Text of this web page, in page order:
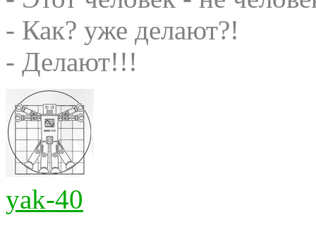
- Как? уже делают?!
- Делают!!!
yak-40